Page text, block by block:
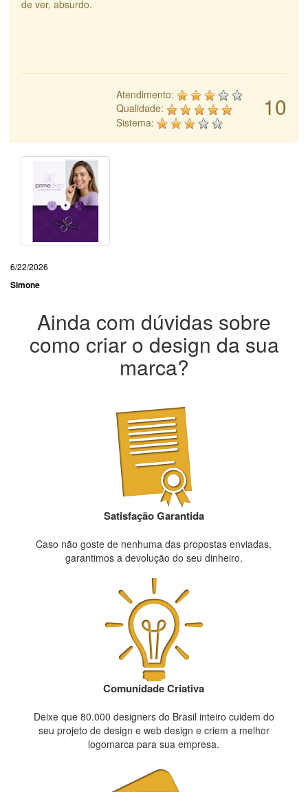
de ver, absurdo.
10
Atendimento:
Qualidade:
Sistema:
6/22/2026
Simone
Ainda com dúvidas sobre
como criar o design da sua
marca?
Satisfação Garantida
Caso não goste de nenhuma das propostas enviadas,
garantimos a devolução do seu dinheiro.
Comunidade Criativa
Deixe que 80.000 designers do Brasil inteiro cuidem do
seu projeto de design e web design e criem a melhor
logomarca para sua empresa.